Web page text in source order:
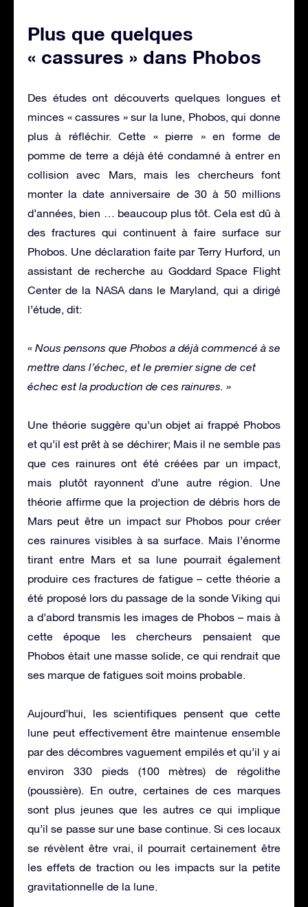
Plus que quelques
« cassures » dans Phobos
Des études ont découverts quelques longues et
minces « cassures » sur la lune, Phobos, qui donne
plus à réfléchir. Cette « pierre » en forme de
pomme de terre a déjà été condamné à entrer en
collision avec Mars, mais les chercheurs font
monter la date anniversaire de 30 à 50 millions
d’années, bien … beaucoup plus tôt. Cela est dû à
des fractures qui continuent à faire surface sur
Phobos. Une déclaration faite par Terry Hurford, un
assistant de recherche au Goddard Space Flight
Center de la NASA dans le Maryland, qui a dirigé
l’étude, dit:
« Nous pensons que Phobos a déjà commencé à se
mettre dans l’échec, et le premier signe de cet
échec est la production de ces rainures. »
Une théorie suggère qu’un objet ai frappé Phobos
et qu’il est prêt à se déchirer; Mais il ne semble pas
que ces rainures ont été créées par un impact,
mais plutôt rayonnent d’une autre région. Une
théorie affirme que la projection de débris hors de
Mars peut être un impact sur Phobos pour créer
ces rainures visibles à sa surface. Mais l’énorme
tirant entre Mars et sa lune pourrait également
produire ces fractures de fatigue – cette théorie a
été proposé lors du passage de la sonde Viking qui
a d’abord transmis les images de Phobos – mais à
cette époque les chercheurs pensaient que
Phobos était une masse solide, ce qui rendrait que
ses marque de fatigues soit moins probable.
Aujourd’hui, les scientifiques pensent que cette
lune peut effectivement être maintenue ensemble
par des décombres vaguement empilés et qu’il y ai
environ 330 pieds (100 mètres) de régolithe
(poussière). En outre, certaines de ces marques
sont plus jeunes que les autres ce qui implique
qu’il se passe sur une base continue. Si ces locaux
se révèlent être vrai, il pourrait certainement être
les effets de traction ou les impacts sur la petite
gravitationnelle de la lune.